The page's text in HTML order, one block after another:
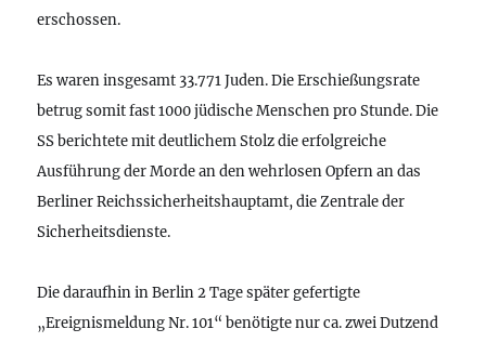
erschossen.
Es waren insgesamt 33.771 Juden. Die Erschießungsrate
betrug somit fast 1000 jüdische Menschen pro Stunde. Die
SS berichtete mit deutlichem Stolz die erfolgreiche
Ausführung der Morde an den wehrlosen Opfern an das
Berliner Reichssicherheitshauptamt, die Zentrale der
Sicherheitsdienste.
Die daraufhin in Berlin 2 Tage später gefertigte
„Ereignismeldung Nr. 101“ benötigte nur ca. zwei Dutzend